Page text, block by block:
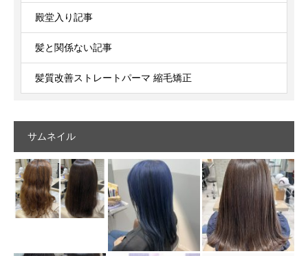
殿堂入り記事
髪と関係ない記事
髪質改善ストレートパーマ 縮毛矯正
サムネイル